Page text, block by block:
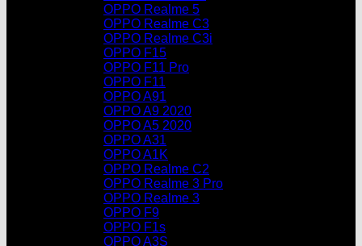
OPPO Realme 5
OPPO Realme C3
OPPO Realme C3i
OPPO F15
OPPO F11 Pro
OPPO F11
OPPO A91
OPPO A9 2020
OPPO A5 2020
OPPO A31
OPPO A1K
OPPO Realme C2
OPPO Realme 3 Pro
OPPO Realme 3
OPPO F9
OPPO F1s
OPPO A3S